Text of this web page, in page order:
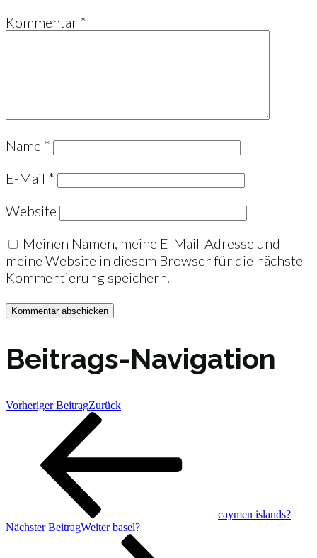
Kommentar *
Name *
E-Mail *
Website
Meinen Namen, meine E-Mail-Adresse und
meine Website in diesem Browser für die nächste
Kommentierung speichern.
Beitrags-Navigation
Vorheriger BeitragZurück
caymen islands?
Nächster BeitragWeiter basel?